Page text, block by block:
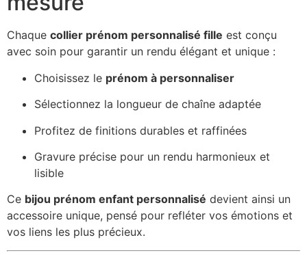
Chaque collier prénom personnalisé fille est conçu
avec soin pour garantir un rendu élégant et unique :
Choisissez le prénom à personnaliser
Sélectionnez la longueur de chaîne adaptée
Profitez de finitions durables et raffinées
Gravure précise pour un rendu harmonieux et
lisible
Ce bijou prénom enfant personnalisé devient ainsi un
accessoire unique, pensé pour refléter vos émotions et
vos liens les plus précieux.